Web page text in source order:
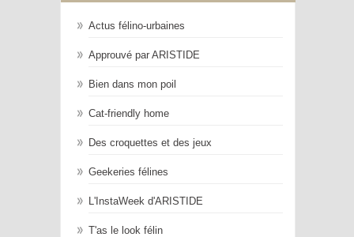
Actus félino-urbaines
Approuvé par ARISTIDE
Bien dans mon poil
Cat-friendly home
Des croquettes et des jeux
Geekeries félines
L'InstaWeek d'ARISTIDE
T'as le look félin